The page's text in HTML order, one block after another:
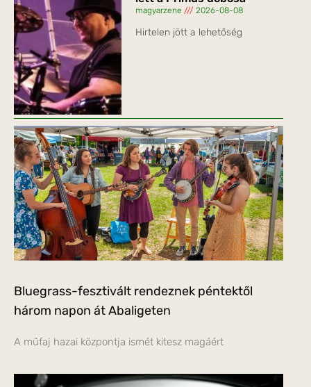
magyarzene 2026-08-08
Hirtelen jött a lehetőség
Bluegrass-fesztivált rendeznek péntektől
három napon át Abaligeten
A műfaj hazai központja ismét kitesz magáért